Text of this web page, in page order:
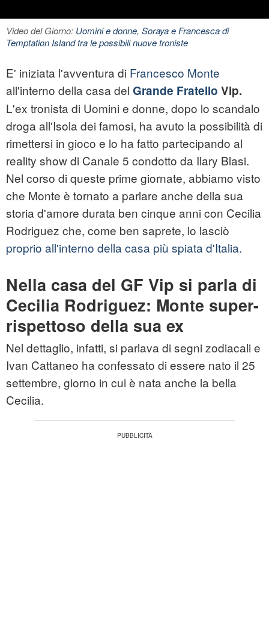
Video del Giorno: Uomini e donne, Soraya e Francesca di
Temptation Island tra le possibili nuove troniste
E' iniziata l'avventura di Francesco Monte
all'interno della casa del Grande Fratello Vip.
L'ex tronista di Uomini e donne, dopo lo scandalo
droga all'Isola dei famosi, ha avuto la possibilità di
rimettersi in gioco e lo ha fatto partecipando al
reality show di Canale 5 condotto da Ilary Blasi.
Nel corso di queste prime giornate, abbiamo visto
che Monte è tornato a parlare anche della sua
storia d'amore durata ben cinque anni con Cecilia
Rodriguez che, come ben saprete, lo lasciò
proprio all'interno della casa più spiata d'Italia.
Nella casa del GF Vip si parla di
Cecilia Rodriguez: Monte super-
rispettoso della sua ex
Nel dettaglio, infatti, si parlava di segni zodiacali e
Ivan Cattaneo ha confessato di essere nato il 25
settembre, giorno in cui è nata anche la bella
Cecilia.